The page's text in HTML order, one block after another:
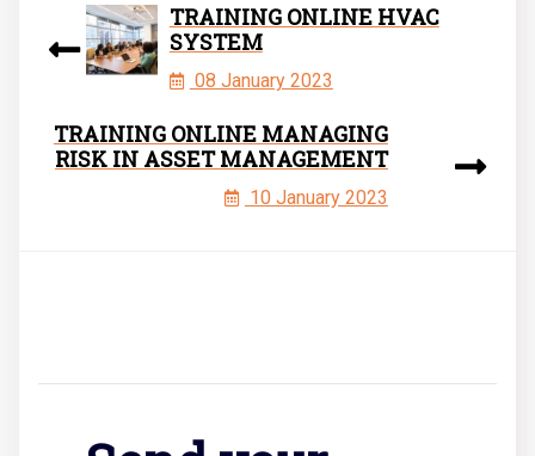
TRAINING ONLINE HVAC
SYSTEM
08 January 2023
TRAINING ONLINE MANAGING
RISK IN ASSET MANAGEMENT
10 January 2023